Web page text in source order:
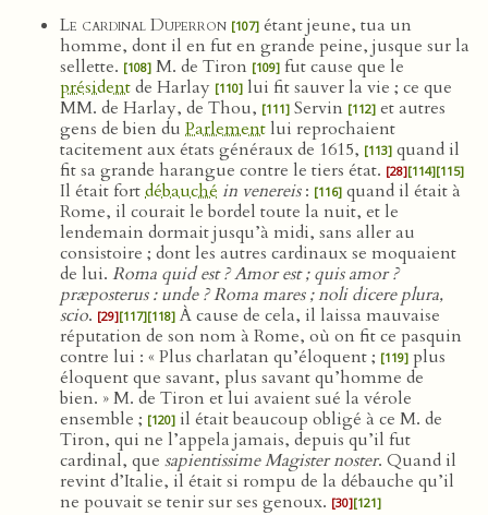
Le cardinal Duperron [107] étant jeune, tua un
homme, dont il en fut en grande peine, jusque sur la
sellette. [108] M. de Tiron [109] fut cause que le
présidentde Harlay [110] lui fit sauver la vie ; ce que
MM. de Harlay, de Thou, [111] Servin [112] et autres
gens de bien du Parlementlui reprochaient
tacitement aux états généraux de 1615, [113] quand il
fit sa grande harangue contre le tiers état. [28][114][115]
Il était fortdébauché in venereis: [116] quand il était à
Rome, il courait le bordel toute la nuit, et le
lendemain dormait jusqu’à midi, sans aller au
consistoire ; dont les autres cardinaux se moquaient
de lui. Roma quid est ? Amor est ; quis amor ?
præposterus : unde ? Roma mares ; noli dicere plura,
scio. [29][117][118] À cause de cela, il laissa mauvaise
réputation de son nom à Rome, où on fit ce pasquin
contre lui : « Plus charlatan qu’éloquent ; [119] plus
éloquent que savant, plus savant qu’homme de
bien. » M. de Tiron et lui avaient sué la vérole
ensemble ; [120] il était beaucoup obligé à ce M. de
Tiron, qui ne l’appela jamais, depuis qu’il fut
cardinal, que sapientissime Magister noster. Quand il
revint d’Italie, il était si rompu de la débauche qu’il
ne pouvait se tenir sur ses genoux. [30][121]